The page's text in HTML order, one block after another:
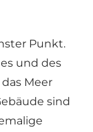
Punkt.
und des
Meer
sind